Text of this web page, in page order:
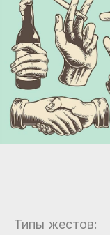
Типы жестов: